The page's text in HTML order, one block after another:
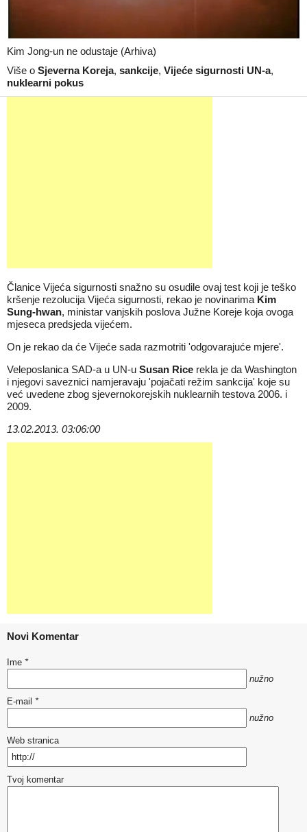
Kim Jong-un ne odustaje (Arhiva)
Više o Sjeverna Koreja, sankcije, Vijeće sigurnosti UN-a,
nuklearni pokus
Članice Vijeća sigurnosti snažno su osudile ovaj test koji je teško
kršenje rezolucija Vijeća sigurnosti, rekao je novinarima Kim
Sung-hwan, ministar vanjskih poslova Južne Koreje koja ovoga
mjeseca predsjeda vijećem.
On je rekao da će Vijeće sada razmotriti 'odgovarajuće mjere'.
Veleposlanica SAD-a u UN-u Susan Rice rekla je da Washington
i njegovi saveznici namjeravaju 'pojačati režim sankcija' koje su
već uvedene zbog sjevernokorejskih nuklearnih testova 2006. i
2009.
13.02.2013. 03:06:00
Novi Komentar
Ime *
nužno
E-mail *
nužno
Web stranica
Tvoj komentar